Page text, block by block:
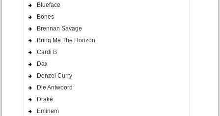
Blueface
Bones
Brennan Savage
Bring Me The Horizon
Cardi B
Dax
Denzel Curry
Die Antwoord
Drake
Eminem